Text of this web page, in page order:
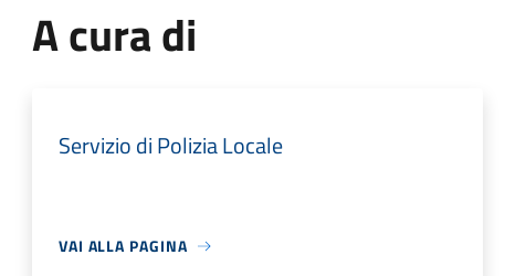
A cura di
Servizio di Polizia Locale
VAI ALLA PAGINA